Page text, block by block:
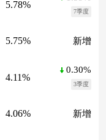
5.78%
7季度
5.75% 新增
4.11%
0.30%
3季度
4.06% 新增